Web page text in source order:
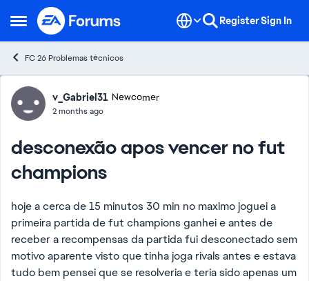
Open Side Menu
Skip to content RegisterSign In
FC 26 Problemas técnicos
Forum Discussion
v_Gabriel31 Newcomer
2 months ago
desconexão apos vencer no fut
champions
hoje a cerca de 15 minutos 30 min no maximo joguei a
primeira partida de fut champions ganhei e antes de
receber a recompensas da partida fui desconectado sem
motivo aparente visto que tinha joga rivals antes e estava
tudo bem pensei que se resolveria e teria sido apenas um